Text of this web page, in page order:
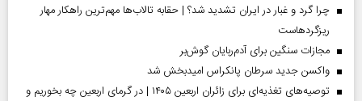
چرا گرد و غبار در ایران تشدید شد؟ | حقابه تالاب‌ها مهم‌ترین راهکار مهار
ریزگردهاست
مجازات سنگین برای آدم‌ربایان گوش‌بر
واکسن جدید سرطان پانکراس امیدبخش شد
توصیه‌های تغذیه‌ای برای زائران اربعین ۱۴۰۵ | در گرمای اربعین چه بخوریم و